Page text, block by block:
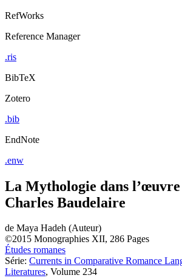
La Mythologie dans l’œuvre
deMaya Hadeh (Auteur)
©2015 Monographies
Études romanes
Série:Currents in Comparative Romance